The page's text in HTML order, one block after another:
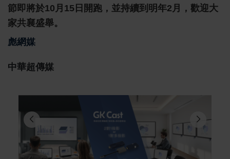
節即將於10月15日開跑，並持續到明年2月，歡迎大
家共襄盛舉。
彪網媒
中華超傳媒